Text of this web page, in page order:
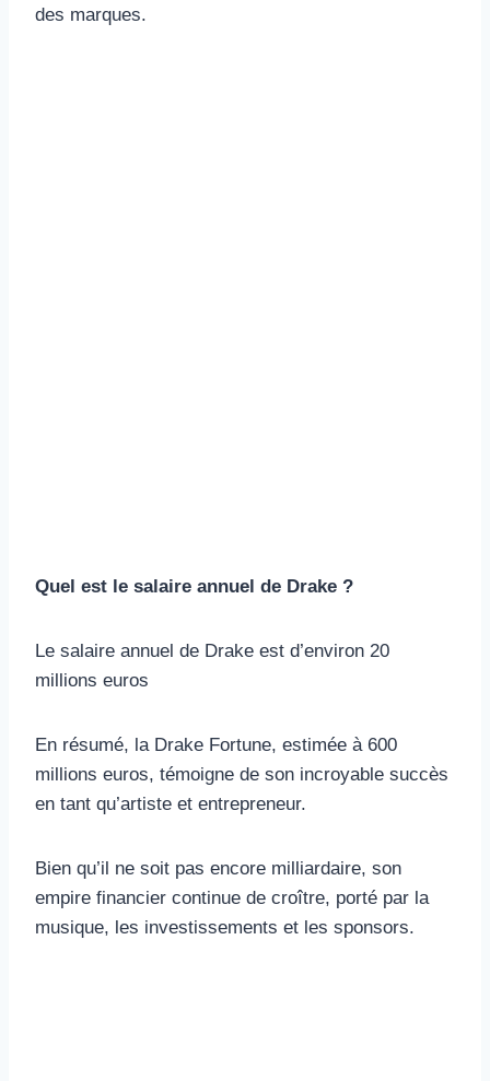
des marques.
Quel est le salaire annuel de Drake ?
Le salaire annuel de Drake est d’environ 20
millions euros
En résumé, la Drake Fortune, estimée à 600
millions euros, témoigne de son incroyable succès
en tant qu’artiste et entrepreneur.
Bien qu’il ne soit pas encore milliardaire, son
empire financier continue de croître, porté par la
musique, les investissements et les sponsors.